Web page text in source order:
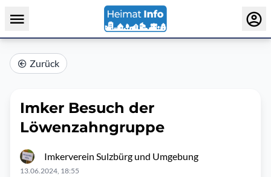
Zurück
Imker Besuch der
Löwenzahngruppe
Imkerverein Sulzbürg und Umgebung
13.06.2024, 18:55